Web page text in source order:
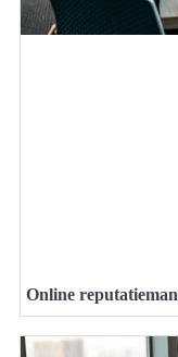
Online